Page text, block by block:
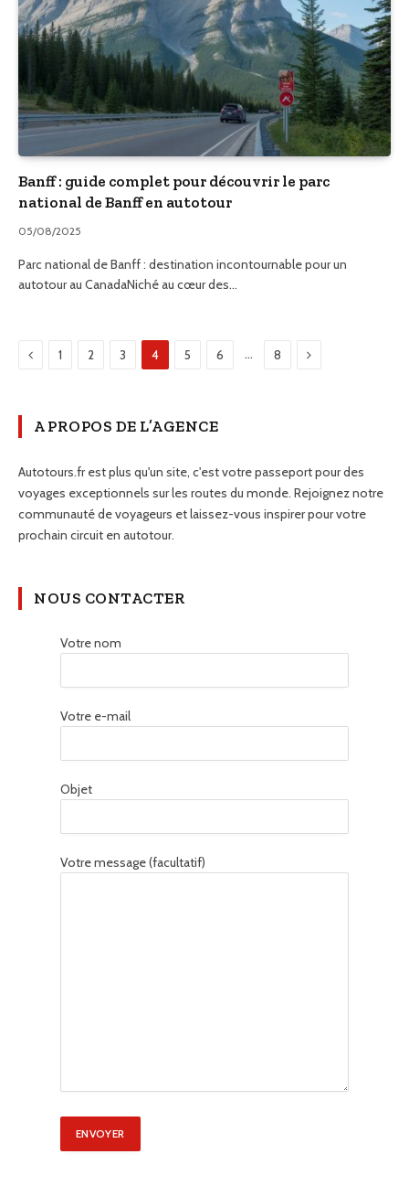
Banff : guide complet pour découvrir le parc
national de Banff en autotour
05/08/2025
Parc national de Banff : destination incontournable pour un
autotour au CanadaNiché au cœur des…
Previous
1 2 3 4 5 6 … 8 Next
A PROPOS DE L’AGENCE
Autotours.fr est plus qu'un site, c'est votre passeport pour des
voyages exceptionnels sur les routes du monde. Rejoignez notre
communauté de voyageurs et laissez-vous inspirer pour votre
prochain circuit en autotour.
NOUS CONTACTER
Votre nom
Votre e-mail
Objet
Votre message (facultatif)